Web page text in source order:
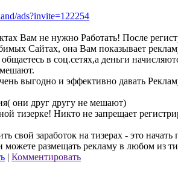
ads?invite=122254
Вам не нужно Работать! После
Сайтах, она Вам показывает
в соц.сетях,а деньги
выгодно и эффективно давать
они друг другу не мешают)
тизерке! Никто не запрещает
свой заработок на тизерах - это
можете размещать рекламу в любом из
| Комментировать